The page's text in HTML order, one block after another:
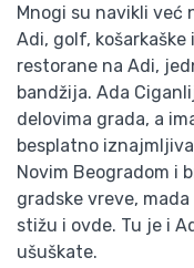
Mnogi su navikli već
Adi, golf,
restorane na Adi,
bandžija. Ada
delovima grada, a
besplatno
Novim Beogradom i
gradske vreve,
stižu i ovde. Tu je i
ušuškate.